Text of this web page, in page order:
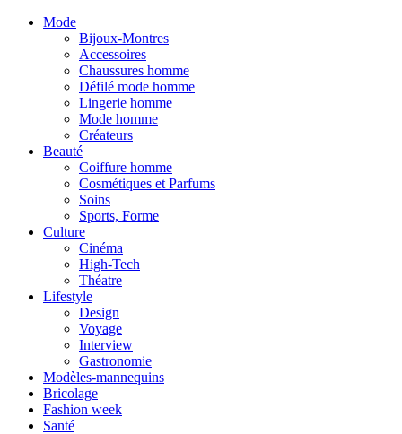
Mode
Bijoux-Montres
Accessoires
Chaussures homme
Défilé mode homme
Lingerie homme
Mode homme
Créateurs
Beauté
Coiffure homme
Cosmétiques et Parfums
Soins
Sports, Forme
Culture
Cinéma
High-Tech
Théatre
Lifestyle
Design
Voyage
Interview
Gastronomie
Modèles-mannequins
Bricolage
Fashion week
Santé